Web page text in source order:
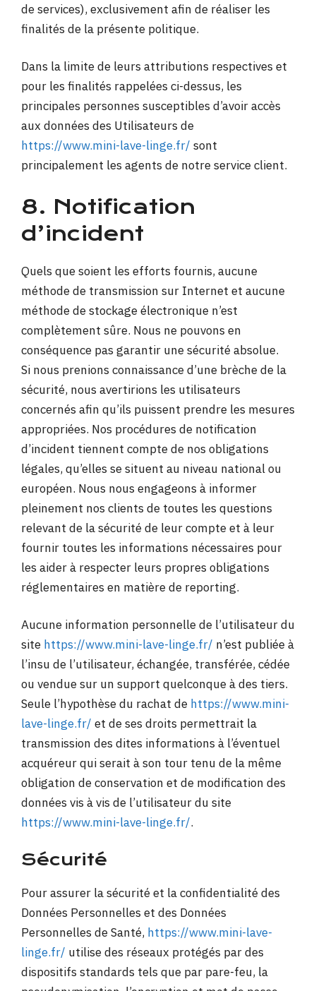
de services), exclusivement afin de réaliser les
finalités de la présente politique.
Dans la limite de leurs attributions respectives et
pour les finalités rappelées ci-dessus, les
principales personnes susceptibles d’avoir accès
aux données des Utilisateurs de
https://www.mini-lave-linge.fr/ sont
principalement les agents de notre service client.
8. Notification
d’incident
Quels que soient les efforts fournis, aucune
méthode de transmission sur Internet et aucune
méthode de stockage électronique n’est
complètement sûre. Nous ne pouvons en
conséquence pas garantir une sécurité absolue.
Si nous prenions connaissance d’une brèche de la
sécurité, nous avertirions les utilisateurs
concernés afin qu’ils puissent prendre les mesures
appropriées. Nos procédures de notification
d’incident tiennent compte de nos obligations
légales, qu’elles se situent au niveau national ou
européen. Nous nous engageons à informer
pleinement nos clients de toutes les questions
relevant de la sécurité de leur compte et à leur
fournir toutes les informations nécessaires pour
les aider à respecter leurs propres obligations
réglementaires en matière de reporting.
Aucune information personnelle de l’utilisateur du
site https://www.mini-lave-linge.fr/ n’est publiée à
l’insu de l’utilisateur, échangée, transférée, cédée
ou vendue sur un support quelconque à des tiers.
Seule l’hypothèse du rachat de https://www.mini-
lave-linge.fr/ et de ses droits permettrait la
transmission des dites informations à l’éventuel
acquéreur qui serait à son tour tenu de la même
obligation de conservation et de modification des
données vis à vis de l’utilisateur du site
https://www.mini-lave-linge.fr/.
Sécurité
Pour assurer la sécurité et la confidentialité des
Données Personnelles et des Données
Personnelles de Santé, https://www.mini-lave-
linge.fr/ utilise des réseaux protégés par des
dispositifs standards tels que par pare-feu, la